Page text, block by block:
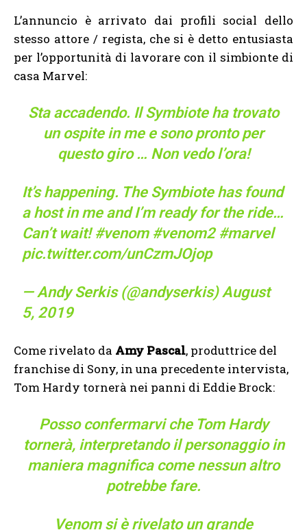
L’annuncio è arrivato dai profili social dello
stesso attore / regista, che si è detto entusiasta
per l’opportunità di lavorare con il simbionte di
casa Marvel:
Sta accadendo. Il Symbiote ha trovato
un ospite in me e sono pronto per
questo giro … Non vedo l’ora!
It’s happening. The Symbiote has found
a host in me and I’m ready for the ride…
Can’t wait!#venom #venom2 #marvel
pic.twitter.com/unCzmJOjop
— Andy Serkis (@andyserkis)August
5, 2019
Come rivelato da Amy Pascal, produttrice del
franchise di Sony, in una precedente intervista,
Tom Hardy tornerà nei panni di Eddie Brock:
Posso confermarvi che Tom Hardy
tornerà, interpretando il personaggio in
maniera magnifica come nessun altro
potrebbe fare.
Venom si è rivelato un grande